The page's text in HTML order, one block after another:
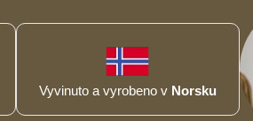
Vyvinuto a vyrobeno v Norsku